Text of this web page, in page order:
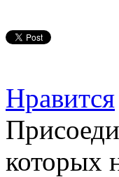
Нравится
которых